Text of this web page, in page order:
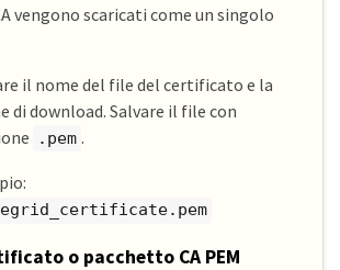
vengono scaricati come un singolo
il nome del file del certificato e la
di download. Salvare il file con
.pem .
o pacchetto CA PEM